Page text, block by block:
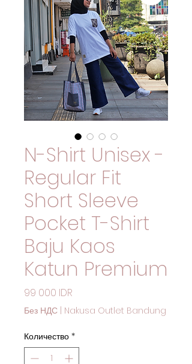
N-Shirt Unisex -
Regular Fit
Short Sleeve
Pocket T-Shirt
Baju Kaos
Katun Premium
99 000 IDR
Без НДС Nakusa Outlet Bandung
Количество *